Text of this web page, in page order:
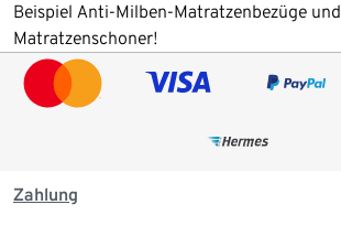
Beispiel Anti-Milben-Matratzenbezüge und
Matratzenschoner!
Zahlung